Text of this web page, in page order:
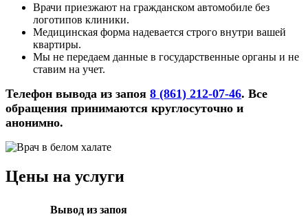
Врачи приезжают на гражданском автомобиле без
логотипов клиники.
Медицинская форма надевается строго внутри вашей
квартиры.
Мы не передаем данные в государственные органы и не
ставим на учет.
Телефон вывода из запоя 8 (861) 212-07-46. Все
обращения принимаются круглосуточно и
анонимно.
Цены на услуги
Вывод из запоя